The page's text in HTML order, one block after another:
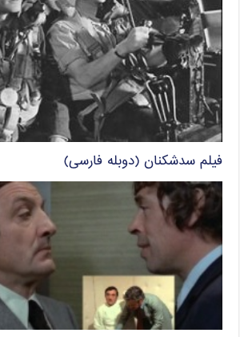
فیلم سدشکنان (دوبله فارسی)